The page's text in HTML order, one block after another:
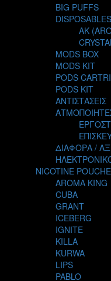
NUBO
OPMH
S-ELF
SADBOY
SCANDAL
STEAM
STEAM
TALES
TATTOO
THE
THE
TIKI
TWIST
VGOD
WILD
YETI
BIG PUFFS
DISPOSABLES
AK
MODS BOX
MODS KIT
PODS
PODS KIT
ΑΝΤΙΣΤΑΣΕΙΣ
ΔΙΑΦΟΡΑ /
NICOTINE
AROMA KING
CUBA
GRANT
ICEBERG
IGNITE
KILLA
KURWA
LIPS
PABLO